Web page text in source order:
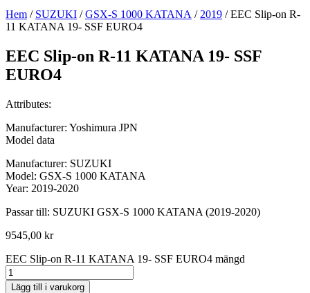
Hem / SUZUKI /GSX-S 1000 KATANA / 2019 / EEC Slip-on R-
11 KATANA 19- SSF EURO4
EEC Slip-on R-11 KATANA 19- SSF
EURO4
Attributes:
Manufacturer: Yoshimura JPN
Model data
Manufacturer: SUZUKI
Model: GSX-S 1000 KATANA
Year: 2019-2020
Passar till: SUZUKI GSX-S 1000 KATANA (2019-2020)
9545,00 kr
EEC Slip-on R-11 KATANA 19- SSF EURO4 mängd
Lägg till i varukorg